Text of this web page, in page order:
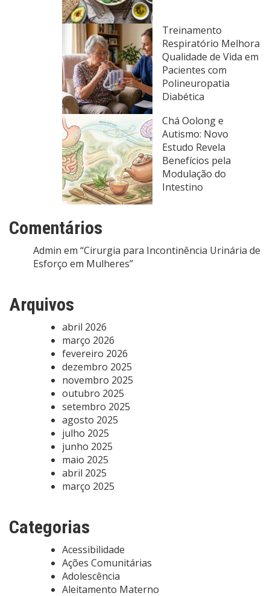
Treinamento
Respiratório Melhora
Qualidade de Vida em
Pacientes com
Polineuropatia
Diabética
Chá Oolong e
Autismo: Novo
Estudo Revela
Benefícios pela
Modulação do
Intestino
Comentários
Admin em “Cirurgia para Incontinência Urinária de
Esforço em Mulheres”
Arquivos
abril 2026
março 2026
fevereiro 2026
dezembro 2025
novembro 2025
outubro 2025
setembro 2025
agosto 2025
julho 2025
junho 2025
maio 2025
abril 2025
março 2025
Categorias
Acessibilidade
Ações Comunitárias
Adolescência
Aleitamento Materno